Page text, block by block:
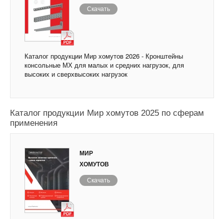
Скачать
Каталог продукции Мир хомутов 2026 - Кронштейны
консольные МХ для малых и средних нагрузок, для
высоких и сверхвысоких нагрузок
Каталог продукции Мир хомутов 2025 по сферам
применения
МИР
ХОМУТОВ
Скачать